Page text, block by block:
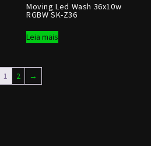
Moving Led Wash 36x10w
RGBW SK-Z36
Leia mais
1 2 →